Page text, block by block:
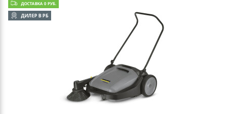
ДОСТАВКА 0 РУБ.
ДИЛЕР В РБ